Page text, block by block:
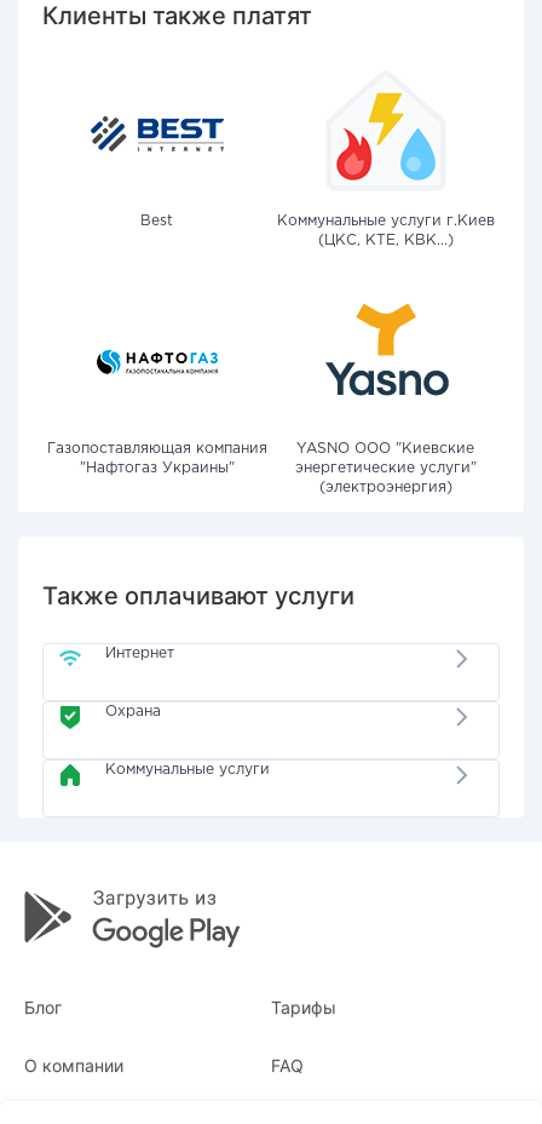
Клиенты также платят
Best
Коммунальные услуги г.Киев
(ЦКС, КТЕ, КВК...)
Газопоставляющая компания
"Нафтогаз Украины"
YASNO OOO "Киевские
энергетические услуги"
(электроэнергия)
Также оплачивают услуги
Интернет
Охрана
Коммунальные услуги
Блог Тарифы
О компании FAQ